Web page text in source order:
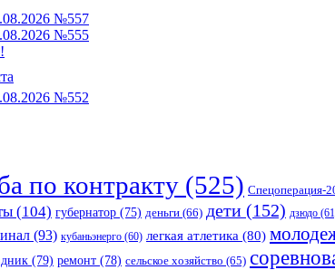
№557
№555
№552
по контракту (525) Спецоперация-
(104) губернатор (75) деньги (66) дети (152) дзюдо
(93) кубаньэнерго (60) легкая атлетика (80)
(79) ремонт (78) сельское хозяйство (65)